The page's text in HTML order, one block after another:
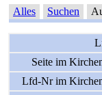
Alles Suchen
Seite im
Lfd-Nr im